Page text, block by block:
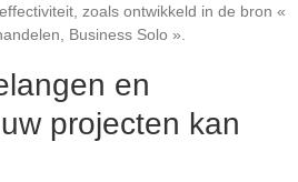
zoals ontwikkeld in de bron «
Business Solo ».
en
projecten kan